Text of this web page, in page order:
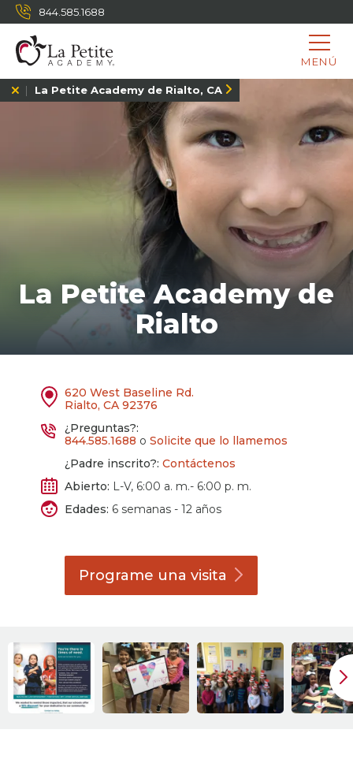
844.585.1688
MENÚ
La Petite Academy de Rialto, CA
La Petite Academy de
Rialto
620 West Baseline Rd.
Rialto, CA 92376
¿Preguntas?:
844.585.1688 o Solicite que lo llamemos
¿Padre inscrito?: Contáctenos
Abierto: L-V, 6:00 a. m.- 6:00 p. m.
Edades: 6 semanas - 12 años
Programe unavisita